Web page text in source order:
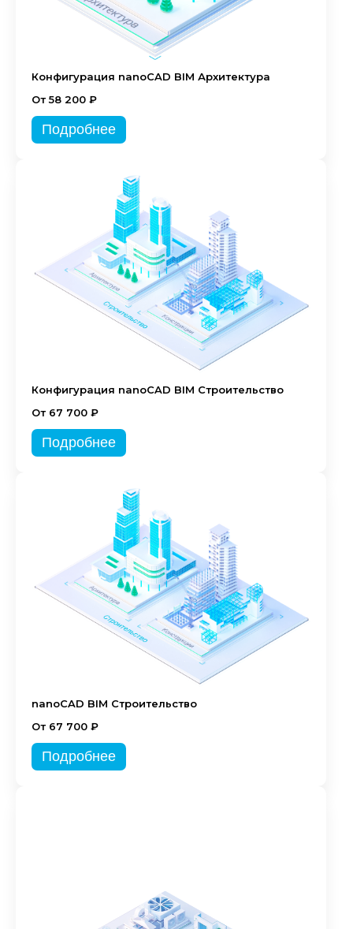
Конфигурация nanoCAD BIM Архитектура
От 58 200 ₽
Подробнее
Конфигурация nanoCAD BIM Строительство
От 67 700 ₽
Подробнее
nanoCAD BIM Строительство
От 67 700 ₽
Подробнее